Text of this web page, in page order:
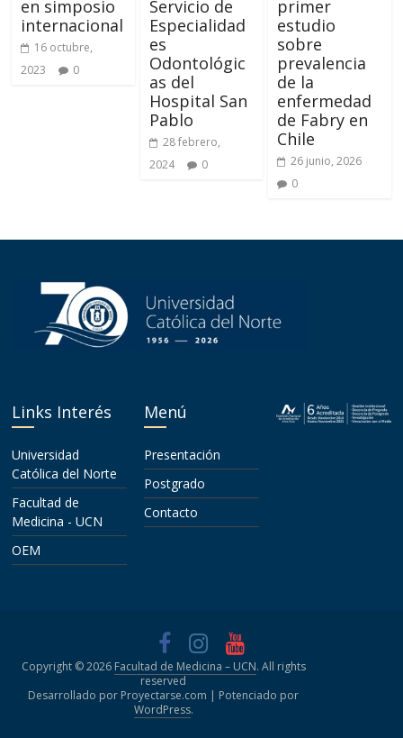
en simposio
internacional
16 octubre,
2023
0
Servicio de
Especialidad
es
Odontológic
as del
Hospital San
Pablo
28 febrero,
2024
0
primer
estudio
sobre
prevalencia
de la
enfermedad
de Fabry en
Chile
26 junio, 2026
0
Links Interés
Universidad
Católica del Norte
Facultad de
Medicina - UCN
OEM
Menú
Presentación
Postgrado
Contacto
Copyright © 2026 Facultad de Medicina – UCN. All rights
reserved
Desarrollado por Proyectarse.com | Potenciado por
WordPress.